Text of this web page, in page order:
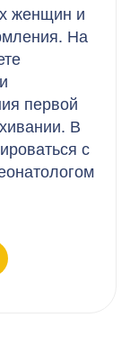
женщин и
На
первой
В
с